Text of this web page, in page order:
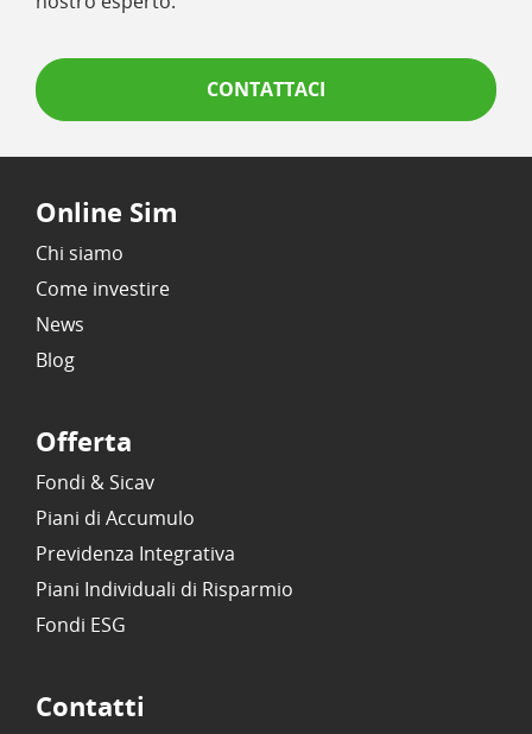
CONTATTACI
Online Sim
Chi siamo
Come investire
News
Blog
Offerta
Fondi & Sicav
Piani di Accumulo
Previdenza Integrativa
Piani Individuali di Risparmio
Fondi ESG
Contatti